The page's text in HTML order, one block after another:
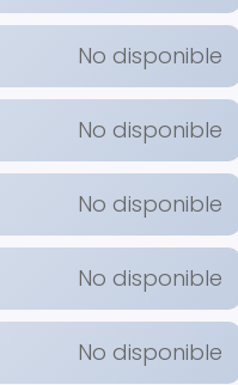
No disponible
No disponible
No disponible
No disponible
No disponible